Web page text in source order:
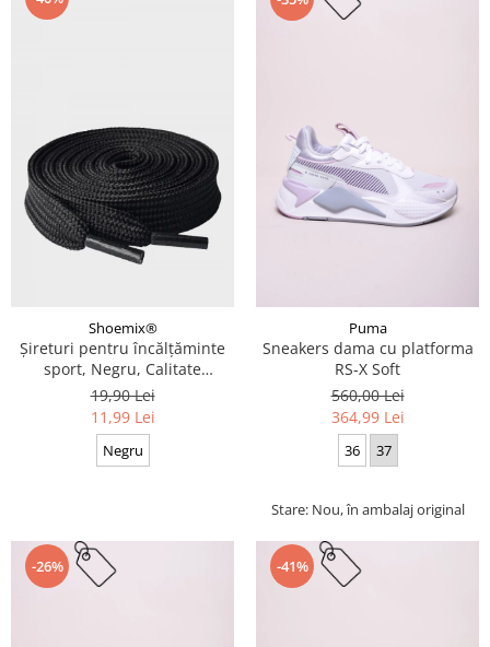
Shoemix®
Șireturi pentru încălțăminte
sport, Negru, Calitate
premium, 110 cm x 0.8 cm
19,90 Lei
11,99 Lei
Negru
Puma
Sneakers dama cu platforma
RS-X Soft
560,00 Lei
364,99 Lei
36 37
Stare: Nou, în ambalaj original
-26% -41%